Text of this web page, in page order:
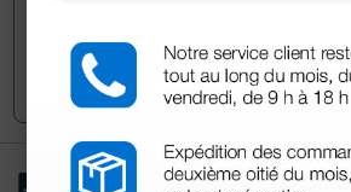
Envía tu pregunta